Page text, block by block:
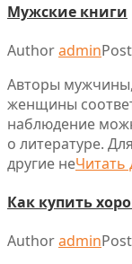
Мужские книги
Authoradmin
Авторы
женщины
наблюдение
о литературе.
другие неЧитать
Как купить
Authoradmin